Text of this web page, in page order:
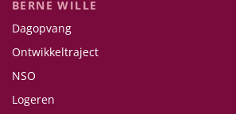
BERNE WILLE
Dagopvang
Ontwikkeltraject
NSO
Logeren